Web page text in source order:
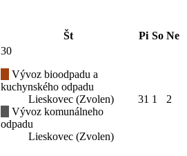
Št Pi So Ne
30
Vývoz bioodpadu a
kuchynského odpadu
Lieskovec (Zvolen)
Vývoz komunálneho
odpadu
Lieskovec (Zvolen)
31 1 2